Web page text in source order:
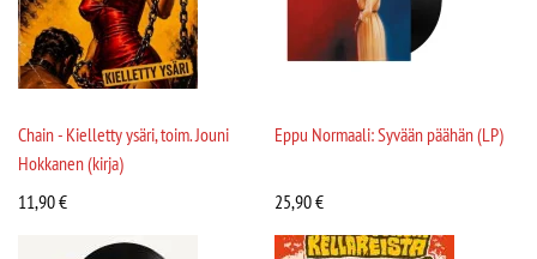
Chain - Kielletty ysäri, toim. Jouni
Hokkanen (kirja)
11,90€
Eppu Normaali: Syvään päähän (LP)
25,90€